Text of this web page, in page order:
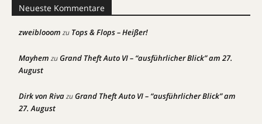
Neueste Kommentare
zweiblooom zu Tops & Flops – Heißer!
Mayhem zuGrand Theft Auto VI – “ausführlicher Blick” am 27.
August
Dirk von RivazuGrand Theft Auto VI – “ausführlicher Blick” am
27. August